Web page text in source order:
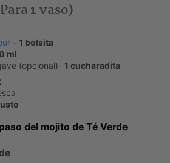
1 vaso)
- 1 bolsita
ml
(opcional)- 1 cucharadita
del mojito de Té Verde